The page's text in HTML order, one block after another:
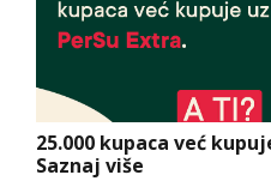
25.000 kupaca već
Saznaj više